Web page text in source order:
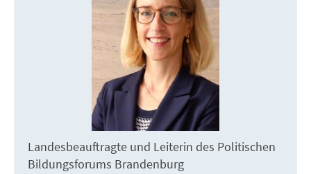
Landesbeauftragte und Leiterin des Politischen
Bildungsforums Brandenburg